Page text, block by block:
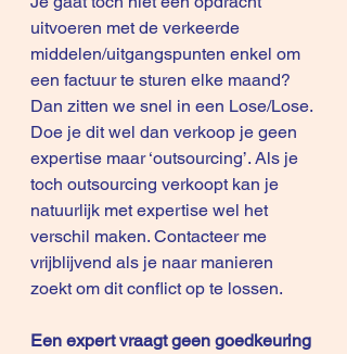
uitvoeren met de verkeerde
middelen/uitgangspunten enkel om
een factuur te sturen elke maand?
Dan zitten we snel in een Lose/Lose.
Doe je dit wel dan verkoop je geen
expertise maar ‘outsourcing’. Als je
toch outsourcing verkoopt kan je
natuurlijk met expertise wel het
verschil maken. Contacteer me
vrijblijvend als je naar manieren
zoekt om dit conflict op te lossen.
Een expert vraagt geen goedkeuring